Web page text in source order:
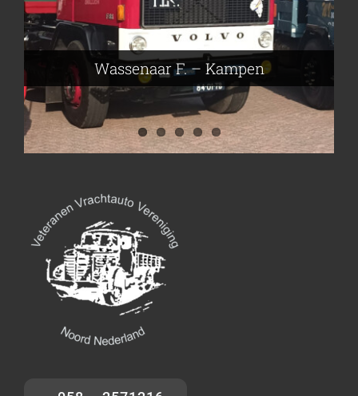
Wassenaar F. – Kampen
Nijmeier Erwin – Smilde
Hartog den Richard – Borculo